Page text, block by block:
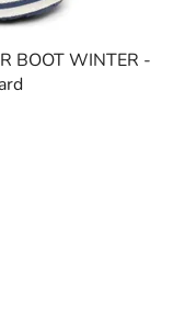
BOOT WINTER -